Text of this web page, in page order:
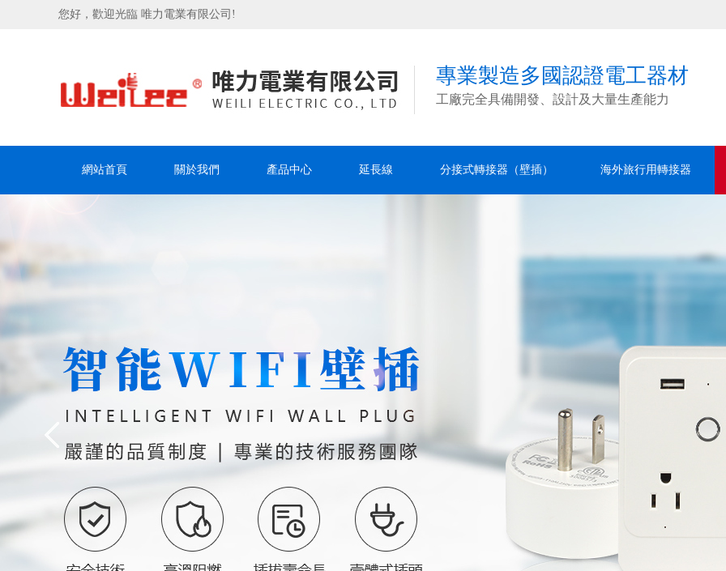
您好，歡迎光臨 唯力電業有限公司!
專業製造多國認證電工器材
工廠完全具備開發、設計及大量生產能力
網站首頁 關於我們 產品中心 延長線 分接式轉接器（壁插） 海外旅行用轉接器